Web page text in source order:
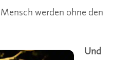
werden ohne den
Und